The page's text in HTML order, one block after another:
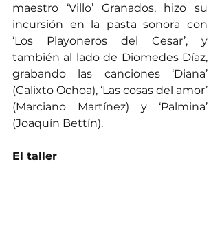
maestro ‘Villo’ Granados, hizo su
incursión en la pasta sonora con
‘Los Playoneros del Cesar’, y
también al lado de Diomedes Díaz,
grabando las canciones ‘Diana’
(Calixto Ochoa), ‘Las cosas del amor’
(Marciano Martínez) y ‘Palmina’
(Joaquín Bettín).
El taller